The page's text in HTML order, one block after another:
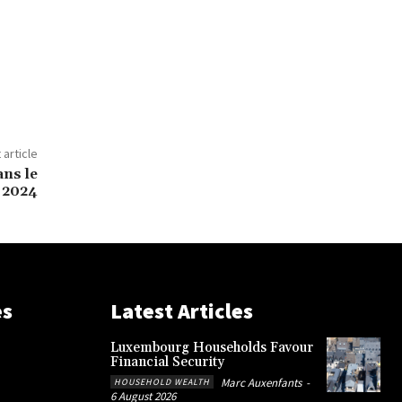
article
le
Latest Articles
Luxembourg Households Favour
Financial Security
HOUSEHOLD WEALTH Marc Auxenfants -
6 August 2026